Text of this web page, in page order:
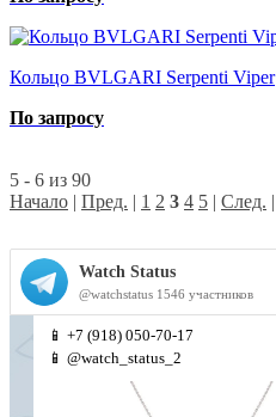
Кольцо BVLGARI Serpenti Viper
По запросу
5 - 6 из 90
Начало | Пред. | 1 2 3 4 5 | След. |